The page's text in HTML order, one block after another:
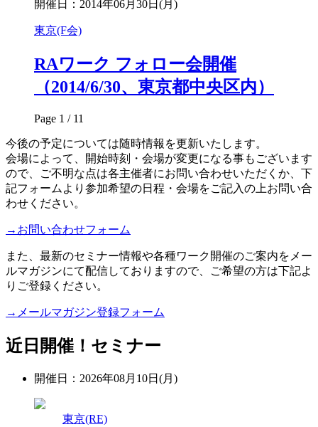
開催日：2014年06月30日(月)
東京(F会)
RAワーク フォロー会開催
（2014/6/30、東京都中央区内）
Page 1 / 11
今後の予定については随時情報を更新いたします。
会場によって、開始時刻・会場が変更になる事もございます
ので、ご不明な点は各主催者にお問い合わせいただくか、下
記フォームより参加希望の日程・会場をご記入の上お問い合
わせください。
→お問い合わせフォーム
また、最新のセミナー情報や各種ワーク開催のご案内をメー
ルマガジンにて配信しておりますので、ご希望の方は下記よ
りご登録ください。
→メールマガジン登録フォーム
近日開催！セミナー
開催日：2026年08月10日(月)
東京(RE)